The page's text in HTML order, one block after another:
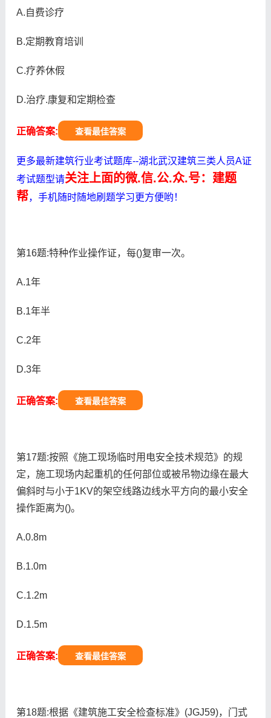
A.自费诊疗
B.定期教育培训
C.疗养休假
D.治疗.康复和定期检查
正确答案: 查看最佳答案
更多最新建筑行业考试题库--湖北武汉建筑三类人员A证
考试题型请关注上面的微.信.公.众.号：建题
帮，手机随时随地刷题学习更方便哟！
第16题:特种作业操作证，每()复审一次。
A.1年
B.1年半
C.2年
D.3年
正确答案: 查看最佳答案
第17题:按照《施工现场临时用电安全技术规范》的规
定，施工现场内起重机的任何部位或被吊物边缘在最大
偏斜时与小于1KV的架空线路边线水平方向的最小安全
操作距离为()。
A.0.8m
B.1.0m
C.1.2m
D.1.5m
正确答案: 查看最佳答案
第18题:根据《建筑施工安全检查标准》(JGJ59)，门式